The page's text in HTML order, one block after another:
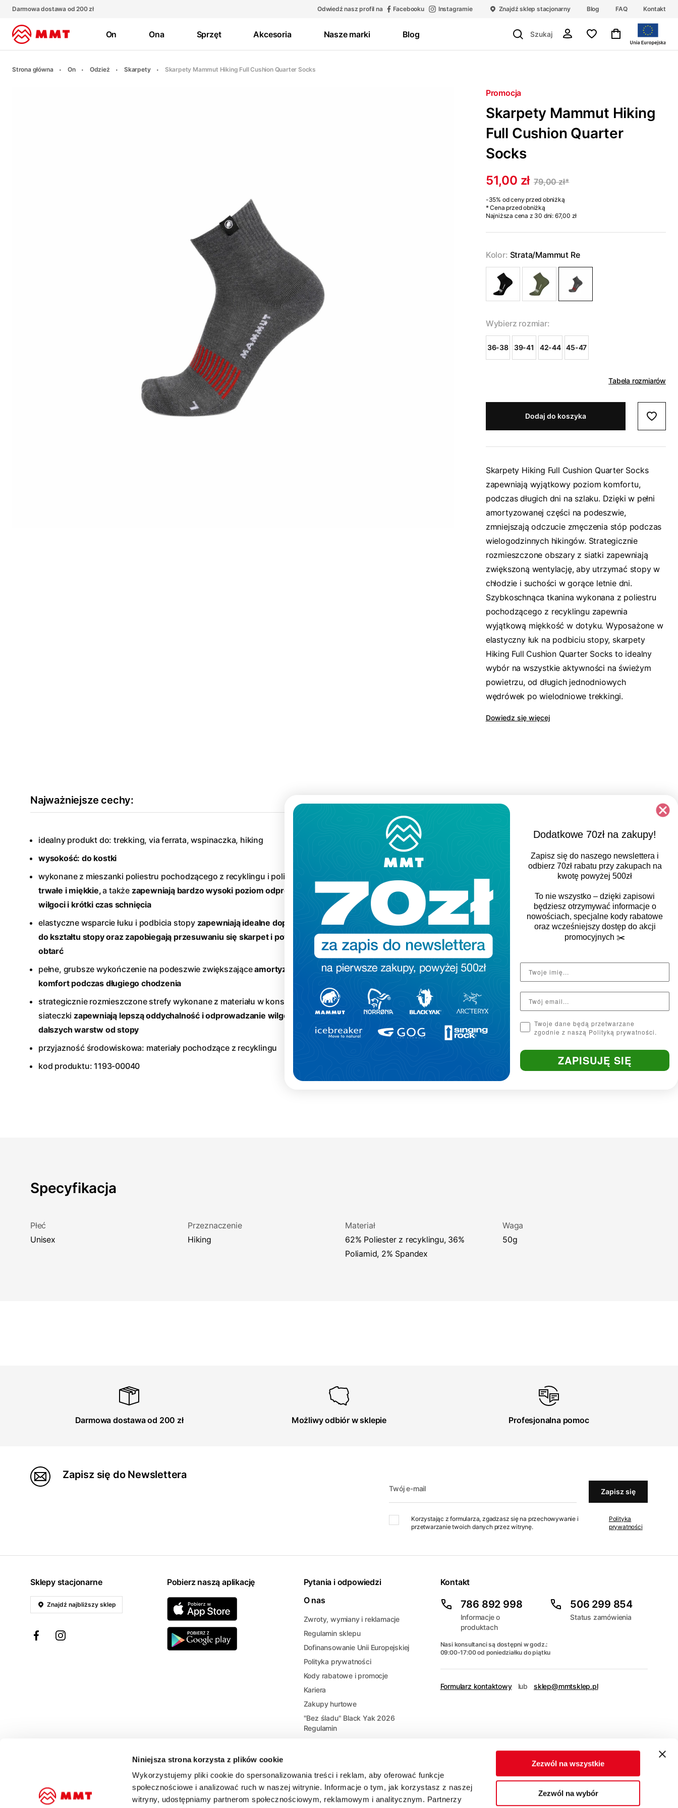
Niniejsza strona korzysta z plików cookie
Wykorzystujemy pliki cookie do spersonalizowania treści i reklam, aby oferować funkcje
społecznościowe i analizować ruch w naszej witrynie. Informacje o tym, jak korzystasz z naszej
witryny, udostępniamy partnerom społecznościowym, reklamowym i analitycznym. Partnerzy
Zezwól na wszystkie
Zezwól na wybór
Darmowa dostawa od 200 zł Odwiedź nasz profil na Facebooku Instagramie Znajdź sklep stacjonarny Blog FAQ Kontakt
On Ona Sprzęt Akcesoria Nasze marki Blog
Strona główna On Odzież Skarpety Skarpety Mammut Hiking Full Cushion Quarter Socks
Promocja
Skarpety Mammut Hiking
Full Cushion Quarter
Socks
51,00 zł 79,00 zł*
-35% od ceny przed obniżką
* Cena przed obniżką
Najniższa cena z 30 dni: 67,00 zł
Kolor: Strata/Mammut Re
Wybierz rozmiar:
36-38 39-41 42-44 45-47
Tabela rozmiarów
Dodaj do koszyka
Skarpety Hiking Full Cushion Quarter Socks
zapewniają wyjątkowy poziom komfortu,
podczas długich dni na szlaku. Dzięki w pełni
amortyzowanej części na podeszwie,
zmniejszają odczucie zmęczenia stóp podczas
wielogodzinnych hikingów. Strategicznie
rozmieszczone obszary z siatki zapewniają
zwiększoną wentylację, aby utrzymać stopy w
chłodzie i suchości w gorące letnie dni.
Szybkoschnąca tkanina wykonana z poliestru
pochodzącego z recyklingu zapewnia
wyjątkową miękkość w dotyku. Wyposażone w
elastyczny łuk na podbiciu stopy, skarpety
Hiking Full Cushion Quarter Socks to idealny
wybór na wszystkie aktywności na świeżym
powietrzu, od długich jednodniowych
wędrówek po wielodniowe trekkingi.
Dowiedz się więcej
Najważniejsze cechy:
idealny produkt do: trekking, via ferrata, wspinaczka, hiking
wysokość: do kostki
wykonane z mieszanki poliestru pochodzącego z recyklingu i poliamidu są
trwałe i miękkie,a także zapewniają bardzo wysoki poziom odprowadzania
wilgoci i krótki czas schnięcia
elastyczne wsparcie łuku i podbicia stopyzapewniają idealne dopasowanie
do kształtu stopy oraz zapobiegają przesuwaniu się skarpet i powstawania
obtarć
pełne, grubsze wykończenie na podeszwie zwiększająceamortyzację i
komfort podczas długiego chodzenia
strategicznie rozmieszczone strefy wykonane z materiału w konstrukcji
siateczki zapewniają lepszą oddychalność i odprowadzanie wilgoci do
dalszych warstw od stopy
przyjazność środowiskowa: materiały pochodzące z recyklingu
kod produktu: 1193-00040
Specyfikacja
Płeć
Unisex
Przeznaczenie
Hiking
Materiał
62% Poliester z recyklingu, 36%
Poliamid, 2% Spandex
Waga
50g
Darmowa dostawa od 200 zł Możliwy odbiór w sklepie Profesjonalna pomoc
Zapisz się do Newslettera
Twój e-mail Zapisz się
Korzystając z formularza, zgadzasz się na przechowywanie i
przetwarzanie twoich danych przez witrynę.
Polityka
prywatności
Sklepy stacjonarne
Znajdź najbliższy sklep
Pobierz naszą aplikację
Pytania i odpowiedzi
O nas
Zwroty, wymiany i reklamacje
Regulamin sklepu
Dofinansowanie Unii Europejskiej
Polityka prywatności
Kody rabatowe i promocje
Kariera
Zakupy hurtowe
"Bez śladu" Black Yak 2026
Regulamin
Kontakt
786 892 998
Informacje o
produktach
506 299 854
Status zamówienia
Nasi konsultanci są dostępni w godz.:
09:00-17:00 od poniedziałku do piątku
Formularz kontaktowy lub sklep@mmtsklep.pl
Dodatkowe 70zł na zakupy!
Zapisz się do naszego newslettera i
odbierz 70zł rabatu przy zakupach na
kwotę powyżej 500zł
To nie wszystko – dzięki zapisowi
będziesz otrzymywać informacje o
nowościach, specjalne kody rabatowe
oraz wcześniejszy dostęp do akcji
promocyjnych ✂️
Twoje dane będą przetwarzane
zgodnie z naszą Polityką prywatności.
ZAPISUJĘ SIĘ